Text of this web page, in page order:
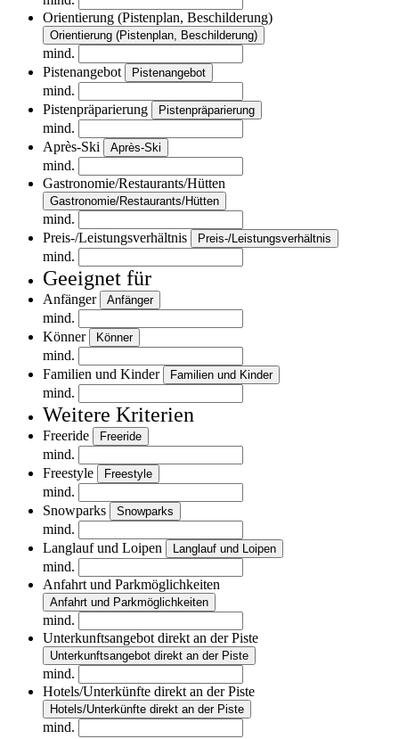
Orientierung (Pistenplan, Beschilderung)
Orientierung (Pistenplan, Beschilderung)
mind.
Pistenangebot
Pistenangebot
mind.
Pistenpräparierung
Pistenpräparierung
mind.
Après-Ski
Après-Ski
mind.
Gastronomie/Restaurants/Hütten
Gastronomie/Restaurants/Hütten
mind.
Preis-/Leistungsverhältnis
Preis-/Leistungsverhältnis
mind.
Geeignet für
Anfänger Anfänger
mind.
Könner
Könner
mind.
Familien und Kinder
Familien und Kinder
mind.
Weitere Kriterien
Freeride Freeride
mind.
Freestyle
Freestyle
mind.
Snowparks
Snowparks
mind.
Langlauf und Loipen
Langlauf und Loipen
mind.
Anfahrt und Parkmöglichkeiten
Anfahrt und Parkmöglichkeiten
mind.
Unterkunftsangebot direkt an der Piste
Unterkunftsangebot direkt an der Piste
mind.
Hotels/Unterkünfte direkt an der Piste
Hotels/Unterkünfte direkt an der Piste
mind.